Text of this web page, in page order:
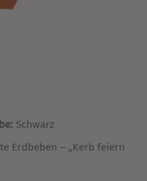
Schwarz
Erdbeben – „Kerb feiern